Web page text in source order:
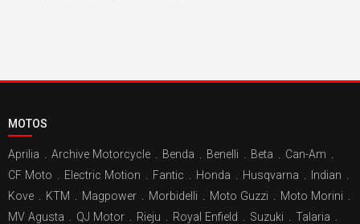
MOTOS
Aprilia Archive Motorcycle Benda Benelli Beta Can-Am
CF Moto
Electric Motion Fantic Honda Husqvarna Indian
Kove
KTM Magpower Morbidelli Moto Guzzi Moto Morini
MV Agusta
QJ Motor Rieju Royal Enfield Suzuki Talaria